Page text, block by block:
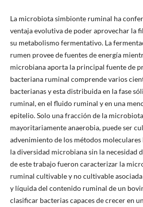
La microbiota simbionte ruminal ha
ventaja evolutiva de poder aprovechar la
su metabolismo fermentativo. La
rumen provee de fuentes de energía
microbiana aporta la principal fuente de
bacteriana ruminal comprende varios
bacterianas y esta distribuida en la fase
ruminal, en el fluido ruminal y en una
epitelio. Solo una fracción de la
mayoritariamente anaerobia, puede ser
advenimiento de los métodos
la diversidad microbiana sin la necesidad
de este trabajo fueron caracterizar la
ruminal cultivable y no cultivable
y líquida del contenido ruminal de un
clasificar bacterias capaces de crecer en